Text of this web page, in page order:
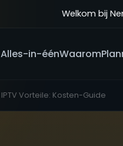
Welkom bij
Alles-in-éénWaarom
IPTV Vorteile: Kosten-Guide